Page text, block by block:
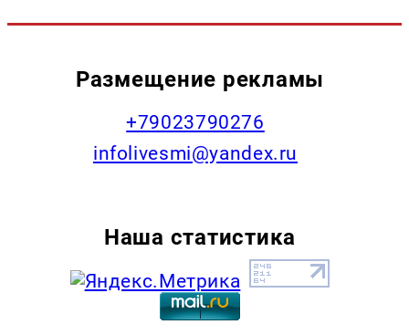
Размещение рекламы
+79023790276
infolivesmi@yandex.ru
Наша статистика